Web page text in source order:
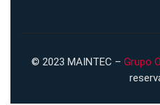
© 2023 MAINTEC – Grupo